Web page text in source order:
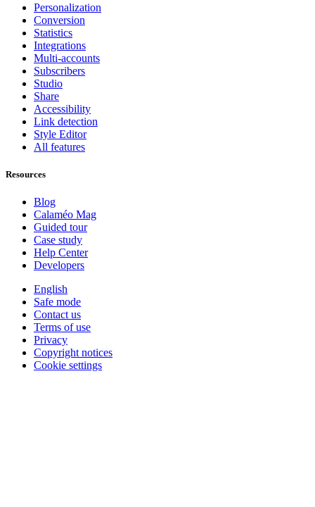
Personalization
Conversion
Statistics
Integrations
Multi-accounts
Subscribers
Studio
Share
Accessibility
Link detection
Style Editor
All features
Resources
Blog
Calaméo Mag
Guided tour
Case study
Help Center
Developers
English
Safe mode
Contact us
Terms of use
Privacy
Copyright notices
Cookie settings